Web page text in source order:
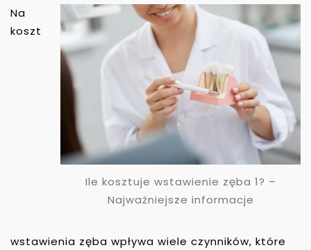
Ile kosztuje wstawienie zęba 1? –
Najważniejsze informacje
Na
koszt
wstawienia zęba wpływa wiele czynników, które